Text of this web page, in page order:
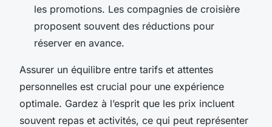
les promotions. Les compagnies de croisière
proposent souvent des réductions pour
réserver en avance.
Assurer un équilibre entre tarifs et attentes
personnelles est crucial pour une expérience
optimale. Gardez à l’esprit que les prix incluent
souvent repas et activités, ce qui peut représenter